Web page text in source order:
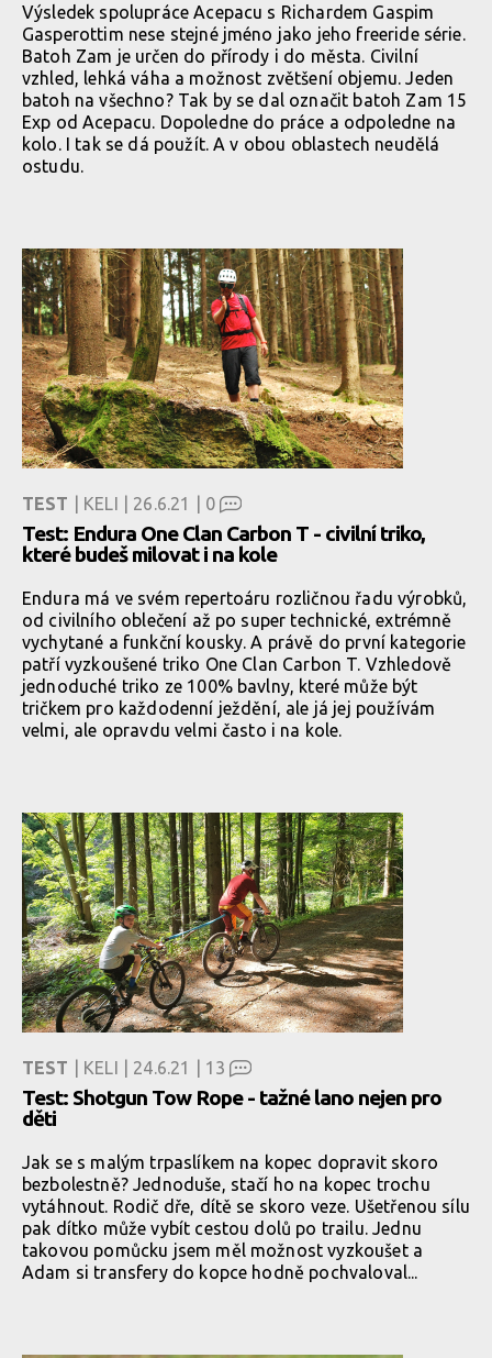
Výsledek spolupráce Acepacu s Richardem Gaspim
Gasperottim nese stejné jméno jako jeho freeride série.
Batoh Zam je určen do přírody i do města. Civilní
vzhled, lehká váha a možnost zvětšení objemu. Jeden
batoh na všechno? Tak by se dal označit batoh Zam 15
Exp od Acepacu. Dopoledne do práce a odpoledne na
kolo. I tak se dá použít. A v obou oblastech neudělá
ostudu.
TEST | KELI | 26.6.21 | 0
Test: Endura One Clan Carbon T - civilní triko,
které budeš milovat i na kole
Endura má ve svém repertoáru rozličnou řadu výrobků,
od civilního oblečení až po super technické, extrémně
vychytané a funkční kousky. A právě do první kategorie
patří vyzkoušené triko One Clan Carbon T. Vzhledově
jednoduché triko ze 100% bavlny, které může být
tričkem pro každodenní ježdění, ale já jej používám
velmi, ale opravdu velmi často i na kole.
TEST | KELI | 24.6.21 | 13
Test: Shotgun Tow Rope - tažné lano nejen pro
děti
Jak se s malým trpaslíkem na kopec dopravit skoro
bezbolestně? Jednoduše, stačí ho na kopec trochu
vytáhnout. Rodič dře, dítě se skoro veze. Ušetřenou sílu
pak dítko může vybít cestou dolů po trailu. Jednu
takovou pomůcku jsem měl možnost vyzkoušet a
Adam si transfery do kopce hodně pochvaloval...